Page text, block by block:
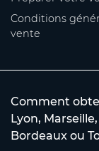
Conditions
vente
Comment
Lyon,
Bordeaux ou